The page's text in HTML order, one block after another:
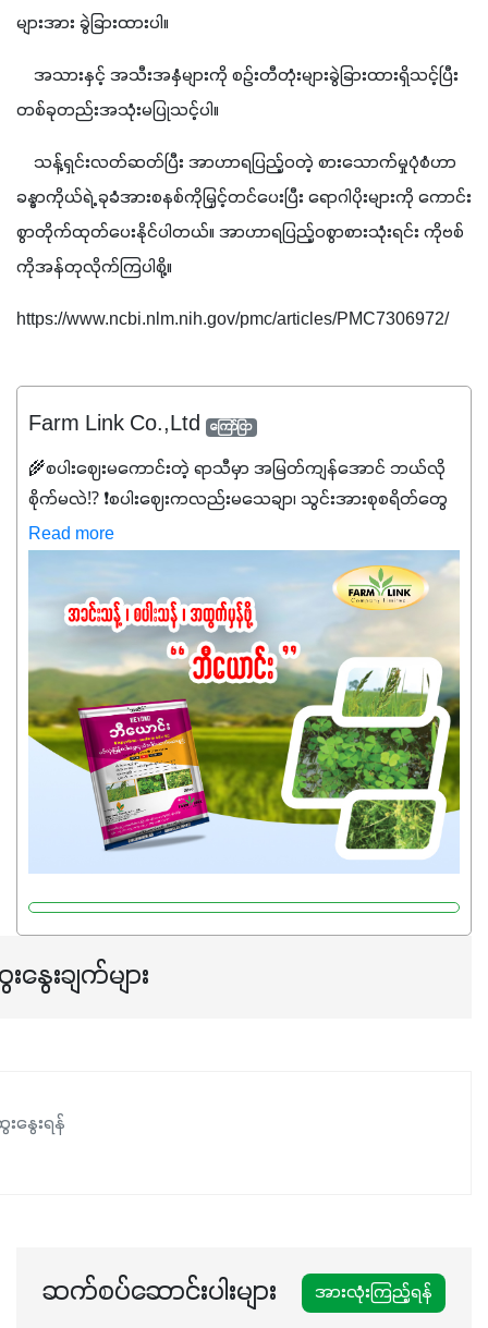
များအား ခွဲခြားထားပါ။
အသားနှင့် အသီးအနှံများကို စဉ်းတီတုံးများခွဲခြားထားရှိသင့်ပြီး
တစ်ခုတည်းအသုံးမပြုသင့်ပါ။
သန့်ရှင်းလတ်ဆတ်ပြီး အာဟာရပြည့်ဝတဲ့ စားသောက်မှုပုံစံဟာ
ခန္ဓာကိုယ်ရဲ့ ခုခံအားစနစ်ကိုမြှင့်တင်ပေးပြီး ရောဂါပိုးများကို ကောင်း
စွာတိုက်ထုတ်ပေးနိုင်ပါတယ်။ အာဟာရပြည့်ဝစွာစားသုံးရင်း ကိုဗစ်
ကိုအန်တုလိုက်ကြပါစို့။
https://www.ncbi.nlm.nih.gov/pmc/articles/PMC7306972/
Farm Link Co.,Ltd ကြော်ငြာ
🌾စပါးဈေးမကောင်းတဲ့ ရာသီမှာ အမြတ်ကျန်အောင် ဘယ်လို
စိုက်မလဲ⁉️ ❗စပါးဈေးကလည်းမသေချာ၊ သွင်းအားစုစရိတ်တွေ
ကလည်း တက်နေတဲ့ဒီလိုအချိန်မှာ သွင်းအားစုဖိုးကို လျှော့ချပြီး
အထွက်နှုန်းကို ထိန်းထားနိုင်မှ ဦးကြီးတို့ အဆင်ပြေမှာနော် ✔️ဒါ
ကြောင့် ကိုယ်သုံးသမျှ ကိုယ့်အတွက်အကျိုးရစေမယ့်
အရည်အသွေးစိတ်ချရတဲ့ သွင်းအားစုပစ္စည်းတွေကိုပဲ ရွေးချယ်
သုံးသင့်ပါတယ်။
Read more
နွေးချက်များ
နွေးရန်
ဆက်စပ်ဆောင်းပါးများ အားလုံးကြည့်ရန်